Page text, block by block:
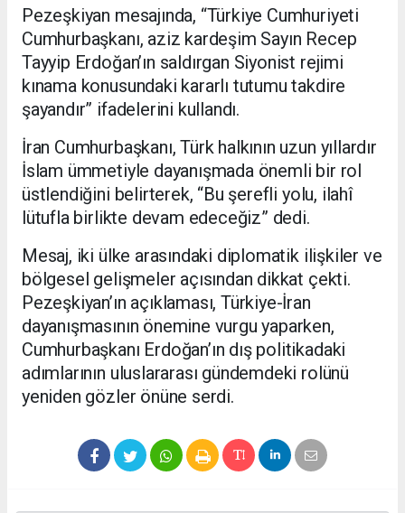
Pezeşkiyan mesajında, “Türkiye Cumhuriyeti
Cumhurbaşkanı, aziz kardeşim Sayın Recep
Tayyip Erdoğan’ın saldırgan Siyonist rejimi
kınama konusundaki kararlı tutumu takdire
şayandır” ifadelerini kullandı.
İran Cumhurbaşkanı, Türk halkının uzun yıllardır
İslam ümmetiyle dayanışmada önemli bir rol
üstlendiğini belirterek, “Bu şerefli yolu, ilahî
lütufla birlikte devam edeceğiz” dedi.
Mesaj, iki ülke arasındaki diplomatik ilişkiler ve
bölgesel gelişmeler açısından dikkat çekti.
Pezeşkiyan’ın açıklaması, Türkiye-İran
dayanışmasının önemine vurgu yaparken,
Cumhurbaşkanı Erdoğan’ın dış politikadaki
adımlarının uluslararası gündemdeki rolünü
yeniden gözler önüne serdi.